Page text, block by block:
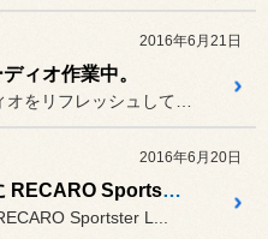
2016年6月21日
ィオ作業中。
2016年6月20日
F56 MINI JCW に RECARO Sportster LL 装着！
Sportster L...